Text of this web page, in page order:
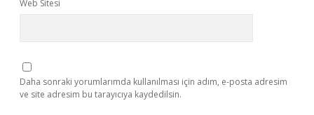
Web Sitesi
Daha sonraki yorumlarımda kullanılması için adım, e-posta adresim
ve site adresim bu tarayıcıya kaydedilsin.